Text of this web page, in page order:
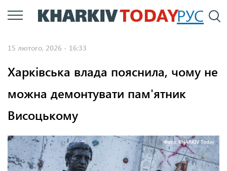
Перейти
до
РУС
15 лютого, 2026 - 16:33
Харківська влада пояснила, чому не
можна демонтувати пам'ятник
Висоцькому
Фото: KHARKIV Today